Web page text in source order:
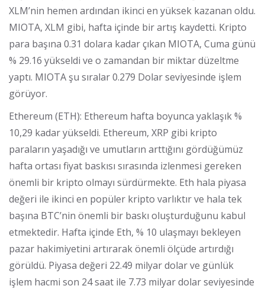
XLM’nin hemen ardından ikinci en yüksek kazanan oldu.
MIOTA, XLM gibi, hafta içinde bir artış kaydetti. Kripto
para başına 0.31 dolara kadar çıkan MIOTA, Cuma günü
% 29.16 yükseldi ve o zamandan bir miktar düzeltme
yaptı. MIOTA şu sıralar 0.279 Dolar seviyesinde işlem
görüyor.
Ethereum (ETH): Ethereum hafta boyunca yaklaşık %
10,29 kadar yükseldi. Ethereum, XRP gibi kripto
paraların yaşadığı ve umutların arttığını gördüğümüz
hafta ortası fiyat baskısı sırasında izlenmesi gereken
önemli bir kripto olmayı sürdürmekte. Eth hala piyasa
değeri ile ikinci en popüler kripto varlıktır ve hala tek
başına BTC’nin önemli bir baskı oluşturduğunu kabul
etmektedir. Hafta içinde Eth, % 10 ulaşmayı bekleyen
pazar hakimiyetini artırarak önemli ölçüde artırdığı
görüldü. Piyasa değeri 22.49 milyar dolar ve günlük
işlem hacmi son 24 saat ile 7.73 milyar dolar seviyesinde